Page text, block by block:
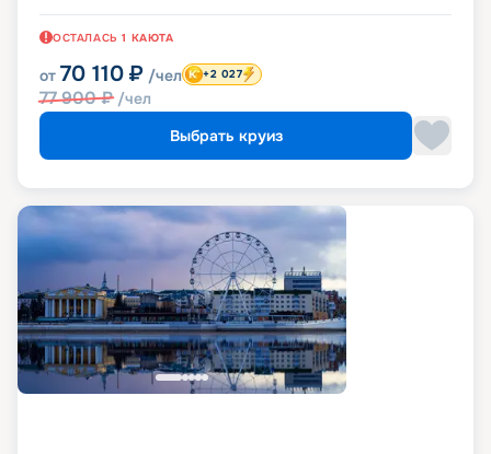
ОСТАЛАСЬ 1 КАЮТА
от 70 110 ₽ /чел
77 900₽ /чел
+2 027
Выбрать круиз